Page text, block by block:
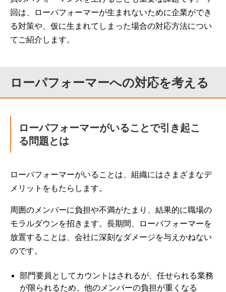
回は、ローパフォーマーが生まれないために企業ができ
る対策や、仮に生まれてしまった場合の対応方法につい
てご紹介します。
ローパフォーマーへの対応を考える
ローパフォーマーがいることで引き起こ
る問題とは
ローパフォーマーがいることは、組織にはさまざまなデ
メリットをもたらします。
周囲のメンバーに負担や不満がたまり、結果的に職場の
モラルダウンを招きます。長期間、ローパフォーマーを
放置することは、会社に深刻なダメージを与えかねない
のです。
部門要員としてカウントはされるが、任せられる業務
が限られるため、他のメンバーの負担が重くなる